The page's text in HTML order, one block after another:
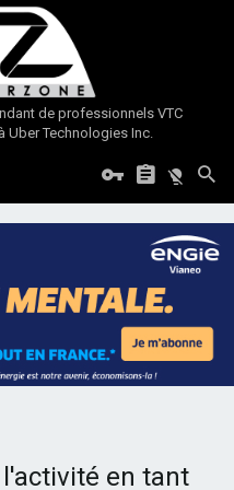
de professionnels VTC
Uber Technologies Inc.
en tant